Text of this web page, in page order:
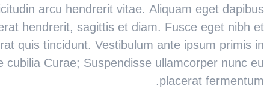
arcu hendrerit vitae. Aliquam eget dapibus
hendrerit, sagittis et diam. Fusce eget nibh et
quis tincidunt. Vestibulum ante ipsum primis in
Curae; Suspendisse ullamcorper nunc eu
placerat fermentum.